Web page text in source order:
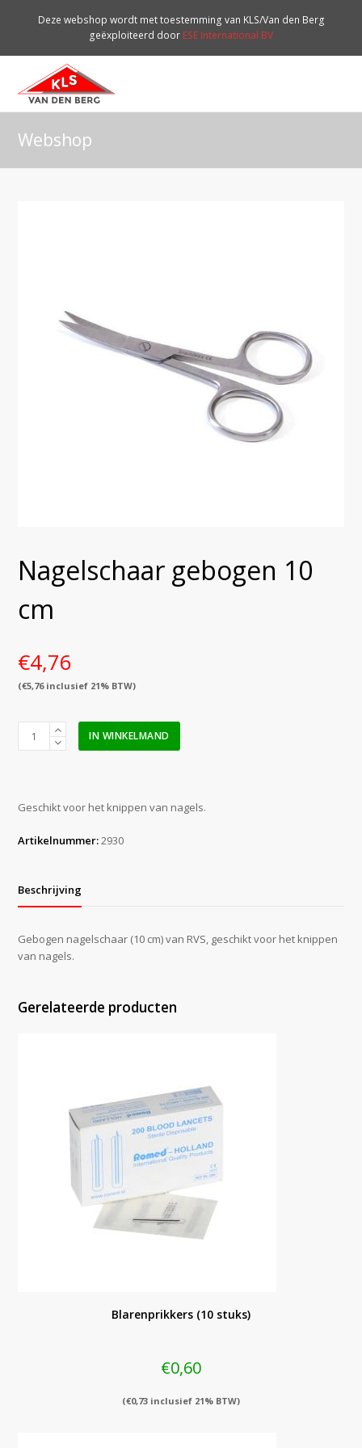
Deze webshop wordt met toestemming van KLS/Van den Berg
geëxploiteerd door ESE International BV
Webshop
Nagelschaar gebogen 10
cm
€4,76
(€5,76inclusief 21% BTW)
Nagelschaar
gebogen
IN WINKELMAND
Geschikt voor het knippen van nagels.
Artikelnummer:2930
Beschrijving
Gebogen nagelschaar (10 cm) van RVS, geschikt voor het knippen
van nagels.
Gerelateerde producten
Blarenprikkers (10 stuks)
€0,60
(€0,73 inclusief 21% BTW)